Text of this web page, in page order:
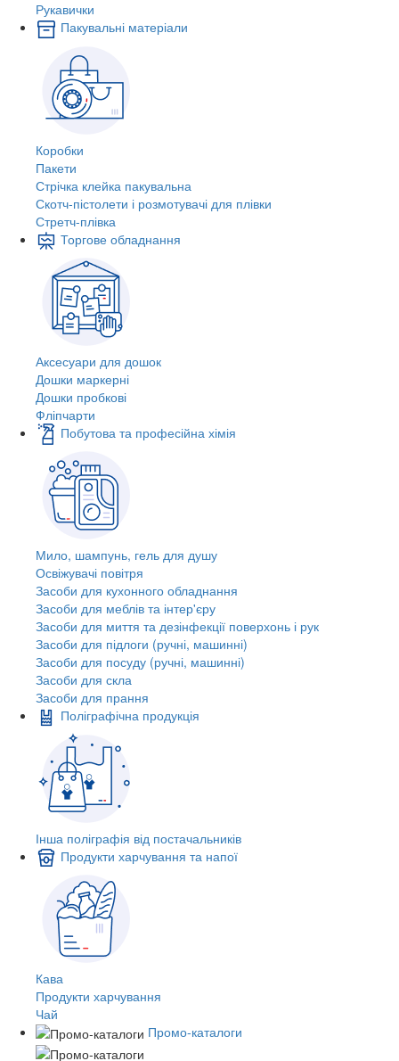
Рукавички
Пакувальні матеріали
Коробки
Пакети
Стрічка клейка пакувальна
Скотч-пістолети і розмотувачі для плівки
Стретч-плівка
Торгове обладнання
Аксесуари для дошок
Дошки маркерні
Дошки пробкові
Фліпчарти
Побутова та професійна хімія
Мило, шампунь, гель для душу
Освіжувачі повітря
Засоби для кухонного обладнання
Засоби для меблів та інтер'єру
Засоби для миття та дезінфекції поверхонь і рук
Засоби для підлоги (ручні, машинні)
Засоби для посуду (ручні, машинні)
Засоби для скла
Засоби для прання
Поліграфічна продукція
Інша поліграфія від постачальників
Продукти харчування та напої
Кава
Продукти харчування
Чай
Промо-каталоги